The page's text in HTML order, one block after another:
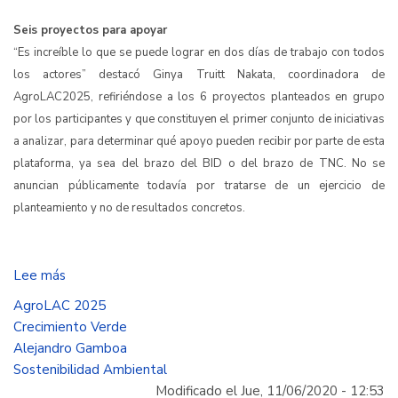
Seis proyectos para apoyar
“Es increíble lo que se puede lograr en dos días de trabajo con todos
los actores” destacó Ginya Truitt Nakata, coordinadora de
AgroLAC2025, refiriéndose a los 6 proyectos planteados en grupo
por los participantes y que constituyen el primer conjunto de iniciativas
a analizar, para determinar qué apoyo pueden recibir por parte de esta
plataforma, ya sea del brazo del BID o del brazo de TNC. No se
anuncian públicamente todavía por tratarse de un ejercicio de
planteamiento y no de resultados concretos.
Lee más
¿Qué
se
espera
lograr
AgroLAC 2025
Crecimiento Verde
Alejandro Gamboa
Sostenibilidad Ambiental
Modificado el Jue, 11/06/2020 - 12:53